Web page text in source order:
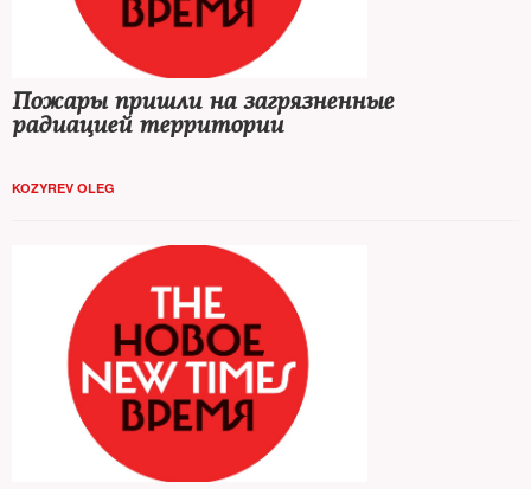
Пожары пришли на загрязненные
радиацией территории
KOZYREV OLEG